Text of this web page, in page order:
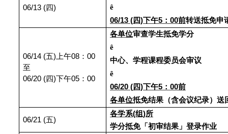
06/13 (四)
ê
06/13 (四)下午5：00前转送抵免申
06/14 (五)上午08：00
至
06/20 (四)下午05：00
各单位审查学生抵免学分
ê
中心、学程课程委员会审议
ê
06/20 (四)下午5：00前
各单位抵免结果（含会议纪录）送
06/21 (五)
各学系(组)所
学分抵免「初审结果」登录作业